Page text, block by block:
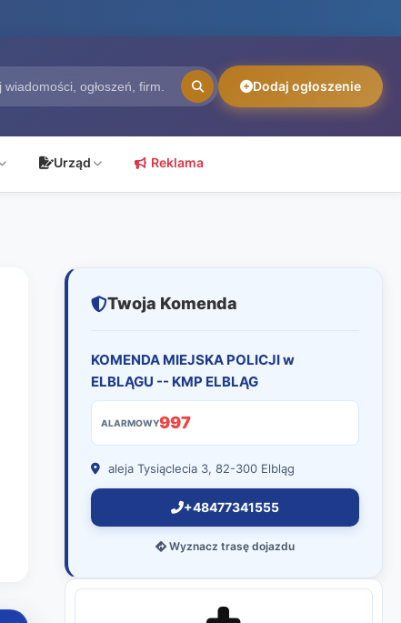
Dodaj ogłoszenie
Urząd Reklama
Twoja Komenda
KOMENDA MIEJSKA POLICJI w
ELBLĄGU -- KMP ELBLĄG
ALARMOWY997
aleja Tysiąclecia 3, 82-300 Elbląg
+48477341555
Wyznacz trasę dojazdu